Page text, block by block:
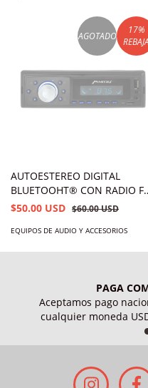
AGOTADO
17%
REBAJA
AUTOESTEREO DIGITAL
BLUETOOHT® CON RADIO
MP3 4 x 50 W POTENCIA MCS-
$50.00 USD $60.00 USD
EQUIPOS DE AUDIO Y ACCESORIOS
PAGA
Aceptamos pago
cualquier moneda